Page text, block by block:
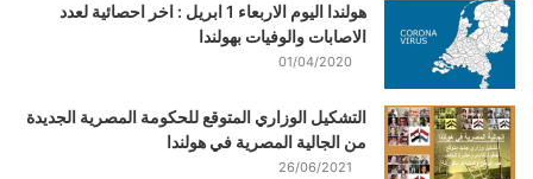
هولندا اليوم الاربعاء 1 ابريل : اخر احصائية لعدد
الاصابات والوفيات بهولندا
01/04/2020
التشكيل الوزاري المتوقع للحكومة المصرية الجديدة
من الجالية المصرية في هولندا
26/06/2021